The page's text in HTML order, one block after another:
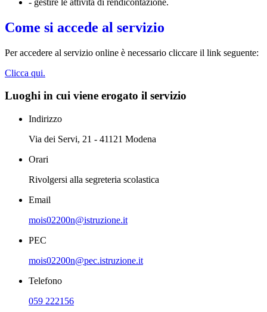
- gestire le attività di rendicontazione.
Come si accede al servizio
Per accedere al servizio online è necessario cliccare il link seguente:
Clicca qui.
Luoghi in cui viene erogato il servizio
Indirizzo
Via dei Servi, 21 - 41121 Modena
Orari
Rivolgersi alla segreteria scolastica
Email
mois02200n@istruzione.it
PEC
mois02200n@pec.istruzione.it
Telefono
059 222156